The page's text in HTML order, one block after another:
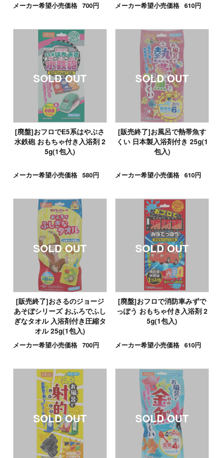
メーカー希望小売価格 700円 メーカー希望小売価格 610円
[廃盤]おフロでE5系はやぶさ
水鉄砲 おもちゃ付き入浴剤 2
5g(1包入)
メーカー希望小売価格 580円
[販売終了]お風呂で熱帯魚す
くい 日本製入浴剤付き 25g(1
包入)
メーカー希望小売価格 610円
[販売終了]おさるのジョージ
あそぼシリーズ おふろでふし
ぎなタオル 入浴剤付き圧縮タ
オル 25g(1包入)
メーカー希望小売価格 700円
[廃盤]おフロで消防車みずで
っぽう おもちゃ付き入浴剤 2
5g(1包入)
メーカー希望小売価格 610円